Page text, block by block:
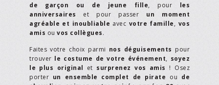
de garçon ou de jeune fille, pour les
anniversaires et pour passer un moment
agréable et inoubliable avec votre famille, vos
amis ou vos collègues.
Faites votre choix parmi nos déguisements pour
trouver le costume de votre événement, soyez
le plus original et surprenez vos amis ! Osez
porter un ensemble complet de pirate ou de